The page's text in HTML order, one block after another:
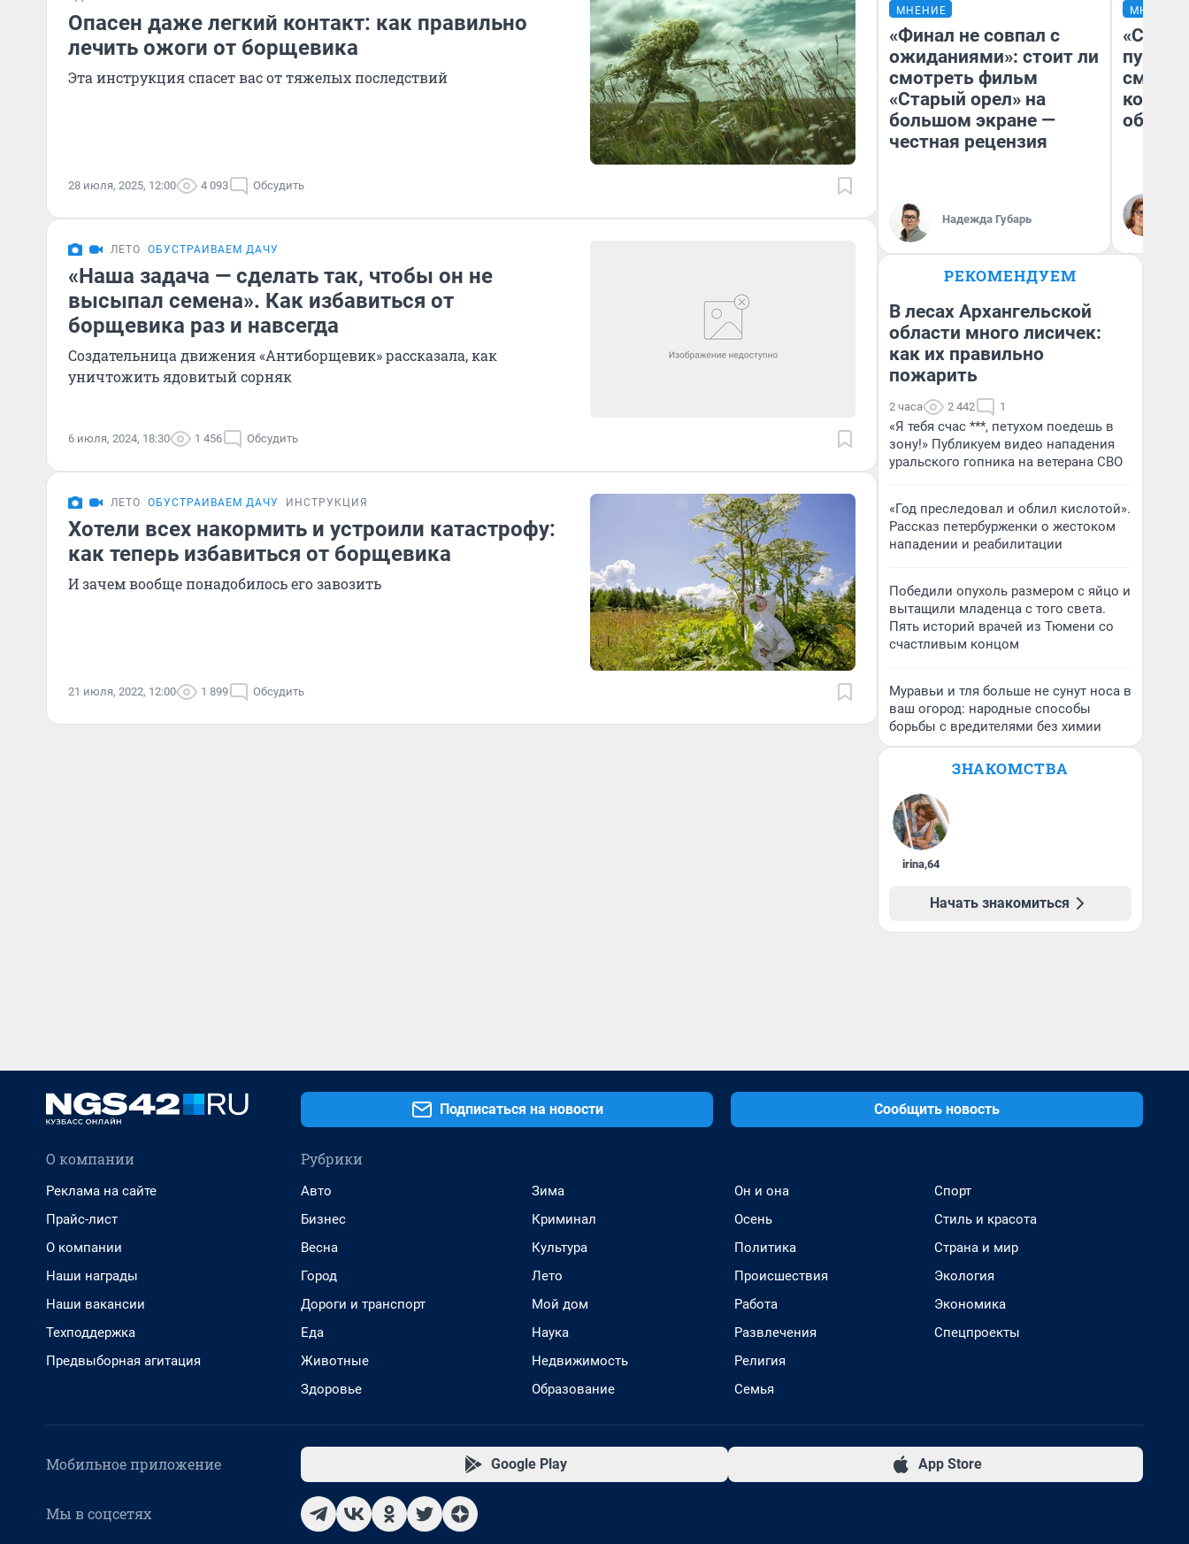
Опасен даже легкий контакт: как правильно
лечить ожоги от борщевика
Эта инструкция спасет вас от тяжелых последствий
28 июля, 2025, 12:00 4 093 Обсудить
ЛЕТО ОБУСТРАИВАЕМ ДАЧУ
«Наша задача — сделать так, чтобы он не
высыпал семена». Как избавиться от
борщевика раз и навсегда
Создательница движения «Антиборщевик» рассказала, как
уничтожить ядовитый сорняк
6 июля, 2024, 18:30 1 456 Обсудить
ЛЕТО ОБУСТРАИВАЕМ ДАЧУ ИНСТРУКЦИЯ
Хотели всех накормить и устроили катастрофу:
как теперь избавиться от борщевика
И зачем вообще понадобилось его завозить
21 июля, 2022, 12:00 1 899 Обсудить
МНЕНИЕ
«Финал не совпал с
ожиданиями»: стоит ли
смотреть фильм
«Старый орел» на
большом экране —
честная рецензия
Надежда Губарь
МНЕНИЕ
РЕКОМЕНДУЕМ
В лесах Архангельской
области много лисичек:
как их правильно
пожарить
2 часа 2 442 1
«Я тебя счас ***, петухом поедешь в
зону!» Публикуем видео нападения
уральского гопника на ветерана СВО
«Год преследовал и облил кислотой».
Рассказ петербурженки о жестоком
нападении и реабилитации
Победили опухоль размером с яйцо и
вытащили младенца с того света.
Пять историй врачей из Тюмени со
счастливым концом
Муравьи и тля больше не сунут носа в
ваш огород: народные способы
борьбы с вредителями без химии
ЗНАКОМСТВА
irina,64
Начать знакомиться
Подписаться на новости Сообщить новость
О компании
Реклама на сайте
Прайс-лист
О компании
Наши награды
Наши вакансии
Техподдержка
Предвыборная агитация
Рубрики
Авто
Бизнес
Весна
Город
Дороги и транспорт
Еда
Животные
Здоровье
Зима
Криминал
Культура
Лето
Мой дом
Наука
Недвижимость
Образование
Он и она
Осень
Политика
Происшествия
Работа
Развлечения
Религия
Семья
Спорт
Стиль и красота
Страна и мир
Экология
Экономика
Спецпроекты
Мобильное приложение Google Play App Store
Мы в соцсетях